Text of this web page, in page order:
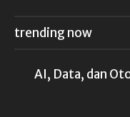
trending now
AI, Data, dan